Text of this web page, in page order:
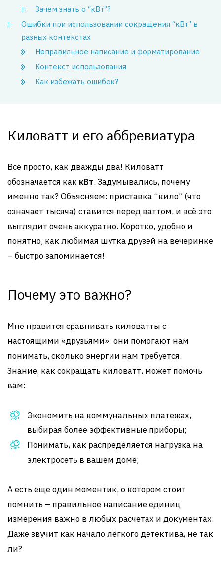
Зачем знать о “кВт”?
Ошибки при использовании сокращения “кВт” в
разных контекстах
Неправильное написание и форматирование
Контекст использования
Как избежать ошибок?
Киловатт и его аббревиатура
Всё просто, как дважды два! Киловатт
обозначается как кВт. Задумывались, почему
именно так? Объясняем: приставка “кило” (что
означает тысяча) ставится перед ваттом, и всё это
выглядит очень аккуратно. Коротко, удобно и
понятно, как любимая шутка друзей на вечеринке
– быстро запоминается!
Почему это важно?
Мне нравится сравнивать киловатты с
настоящими «друзьями»: они помогают нам
понимать, сколько энергии нам требуется.
Знание, как сокращать киловатт, может помочь
вам:
Экономить на коммунальных платежах,
выбирая более эффективные приборы;
Понимать, как распределяется нагрузка на
электросеть в вашем доме;
А есть еще один моментик, о котором стоит
помнить – правильное написание единиц
измерения важно в любых расчетах и документах.
Даже звучит как начало лёгкого детектива, не так
ли?